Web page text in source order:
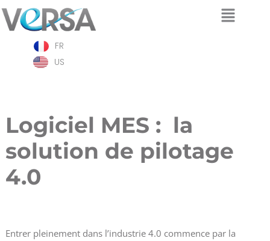
Aller
contenu
FR
US
Logiciel MES : la
solution de pilotage
4.0
Entrer pleinement dans l’industrie 4.0 commence par la